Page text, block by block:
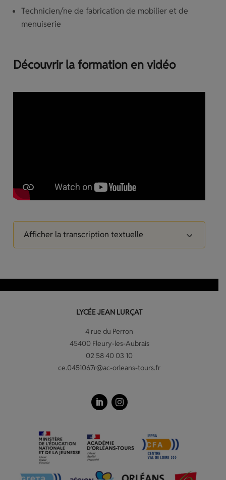
Technicien/ne de fabrication de mobilier et de
menuiserie
Découvrir la formation en vidéo
Afficher la transcription textuelle
LYCÉE JEAN LURÇAT
4 rue du Perron
45400 Fleury-les-Aubrais
02 58 40 03 10
ce.0451067r@ac-orleans-tours.fr